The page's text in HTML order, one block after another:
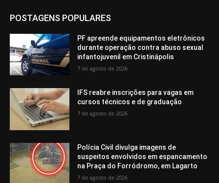
POSTAGENS POPULARES
PF apreende equipamentos eletrônicos
durante operação contra abuso sexual
infantojuvenil em Cristinápolis
7 de agosto de 2026
IFS reabre inscrições para vagas em
cursos técnicos e de graduação
7 de agosto de 2026
Polícia Civil divulga imagens de
suspeitos envolvidos em espancamento
na Praça do Forródromo, em Lagarto
7 de agosto de 2026